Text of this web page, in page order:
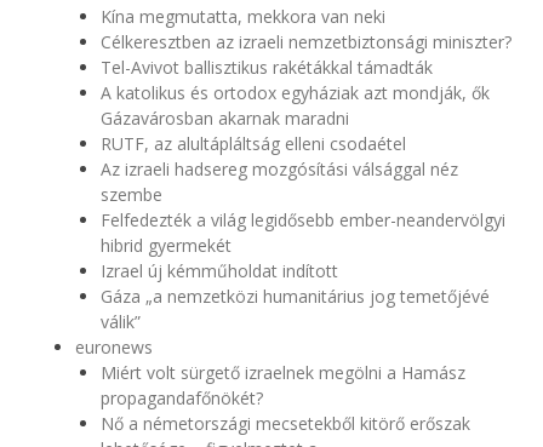
Kína megmutatta, mekkora van neki
Célkeresztben az izraeli nemzetbiztonsági miniszter?
Tel-Avivot ballisztikus rakétákkal támadták
A katolikus és ortodox egyháziak azt mondják, ők
Gázavárosban akarnak maradni
RUTF, az alultápláltság elleni csodaétel
Az izraeli hadsereg mozgósítási válsággal néz
szembe
Felfedezték a világ legidősebb ember-neandervölgyi
hibrid gyermekét
Izrael új kémműholdat indított
Gáza „a nemzetközi humanitárius jog temetőjévé
válik”
euronews
Miért volt sürgető izraelnek megölni a Hamász
propagandafőnökét?
Nő a németországi mecsetekből kitörő erőszak